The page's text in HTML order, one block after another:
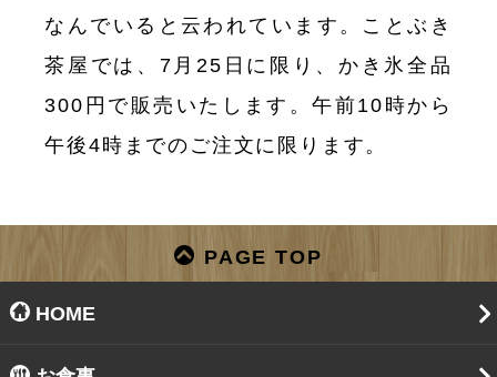
なんでいると云われています。ことぶき
茶屋では、7月25日に限り、かき氷全品
300円で販売いたします。午前10時から
午後4時までのご注文に限ります。
PAGE TOP
HOME